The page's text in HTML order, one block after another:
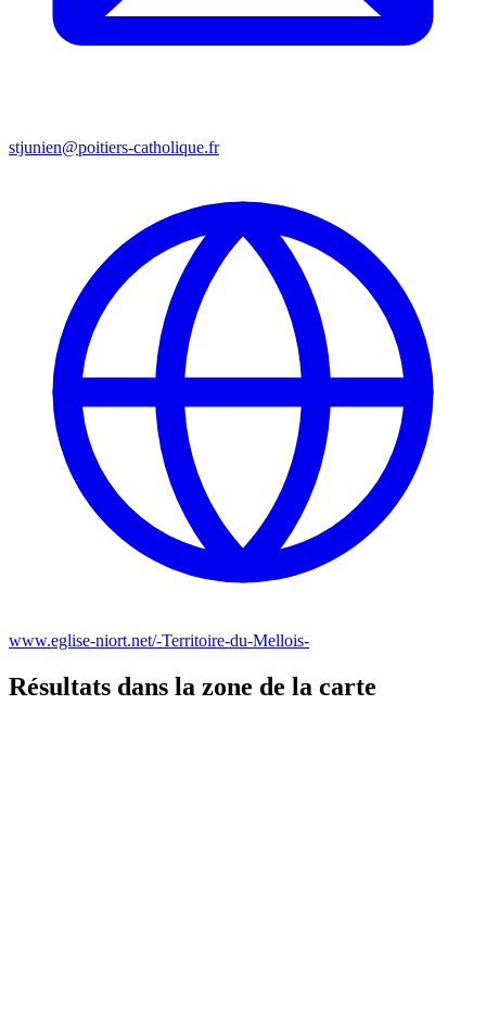
stjunien@poitiers-catholique.fr
www.eglise-niort.net/-Territoire-du-Mellois-
Résultats dans la zone de la carte